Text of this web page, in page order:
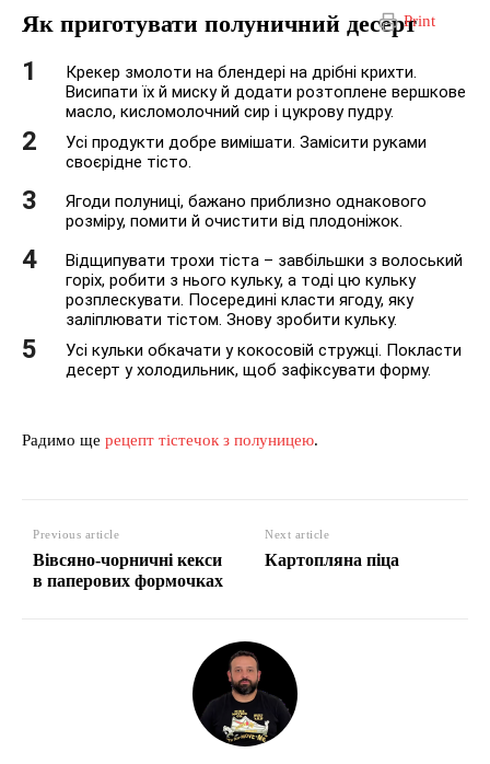
Print
Як приготувати полуничний десерт
Крекер змолоти на блендері на дрібні крихти.
Висипати їх й миску й додати розтоплене вершкове
масло, кисломолочний сир і цукрову пудру.
Усі продукти добре вимішати. Замісити руками
своєрідне тісто.
Ягоди полуниці, бажано приблизно однакового
розміру, помити й очистити від плодоніжок.
Відщипувати трохи тіста – завбільшки з волоський
горіх, робити з нього кульку, а тоді цю кульку
розплескувати. Посередині класти ягоду, яку
заліплювати тістом. Знову зробити кульку.
Усі кульки обкачати у кокосовій стружці. Покласти
десерт у холодильник, щоб зафіксувати форму.
Радимо ще рецепт тістечок з полуницею.
Previous article
Вівсяно-чорничні кекси
в паперових формочках
Next article
Картопляна піца